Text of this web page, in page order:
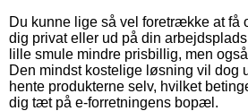
Du kunne lige så vel foretrække at få
dig privat eller ud på din
lille smule mindre prisbillig, men
Den mindst kostelige løsning vil dog
hente produkterne selv, hvilket
dig tæt på e-forretningens bopæl.